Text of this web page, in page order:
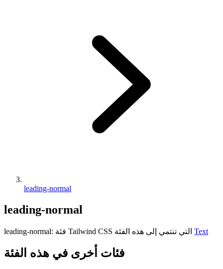
leading-normal
leading-normal
leading-normal: فئة Tailwind CSS التي تنتمي إلى هذه الفئة Text
فئات أخرى في هذه الفئة